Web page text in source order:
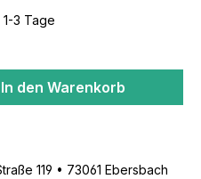
3 Tage
In den Warenkorb
119 • 73061 Ebersbach